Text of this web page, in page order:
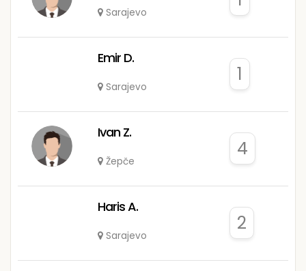
Sarajevo
Emir D.
Sarajevo
1
Ivan Z.
Žepče
4
Haris A.
Sarajevo
2